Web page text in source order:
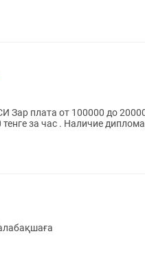
плата от 100000 до
за час . Наличие